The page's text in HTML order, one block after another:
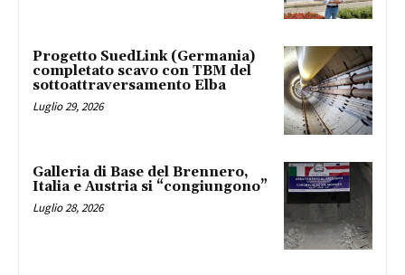
Progetto SuedLink (Germania)
completato scavo con TBM del
sottoattraversamento Elba
Luglio 29, 2026
Galleria di Base del Brennero,
Italia e Austria si “congiungono”
Luglio 28, 2026